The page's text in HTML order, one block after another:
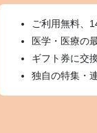
ご利用無料、
医学・医療の
ギフト券に交
独自の特集・